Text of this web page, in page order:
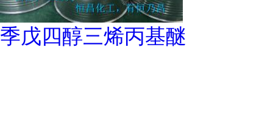
季戊四醇三烯丙基醚